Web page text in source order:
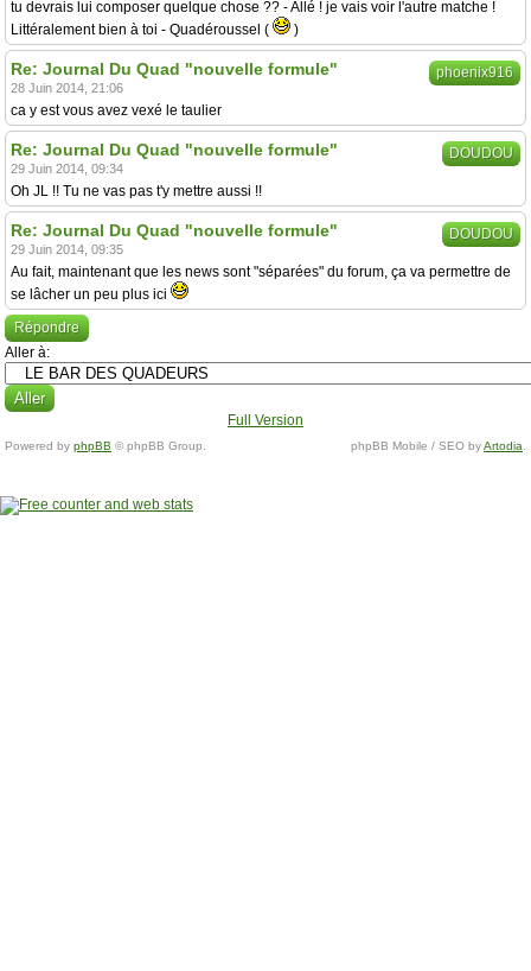
tu devrais lui composer quelque chose ?? - Allé ! je vais voir l'autre matche !
Littéralement bien à toi - Quadéroussel (
)
phoenix916
Re: Journal Du Quad "nouvelle formule"
28 Juin 2014, 21:06
ca y est vous avez vexé le taulier
DOUDOU
Re: Journal Du Quad "nouvelle formule"
29 Juin 2014, 09:34
Oh JL !! Tu ne vas pas t'y mettre aussi !!
DOUDOU
Re: Journal Du Quad "nouvelle formule"
29 Juin 2014, 09:35
Au fait, maintenant que les news sont "séparées" du forum, ça va permettre de
se lâcher un peu plus ici
Répondre
Aller à:
Full Version
Powered by phpBB © phpBB Group. phpBB Mobile / SEO byArtodia